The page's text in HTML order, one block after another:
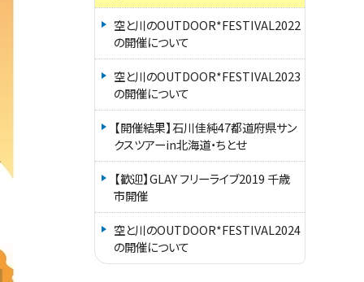
空と川のOUTDOOR*FESTIVAL2022
の開催について
空と川のOUTDOOR*FESTIVAL2023
の開催について
【開催結果】石川佳純47都道府県サン
クスツアーin北海道・ちとせ
【歓迎】GLAY フリーライブ2019 千歳
市開催
空と川のOUTDOOR*FESTIVAL2024
の開催について